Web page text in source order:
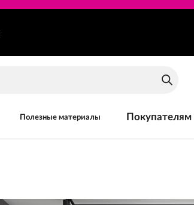
Полезные материалы Покупателям